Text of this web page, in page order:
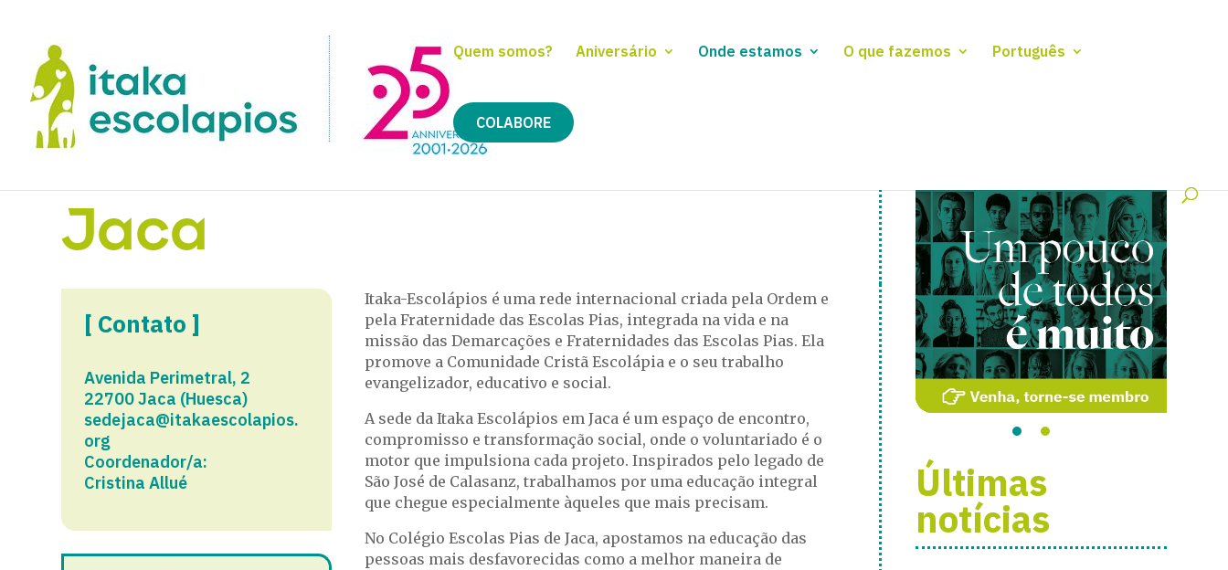
Quem somos? Aniversário Onde estamos O que fazemos Português
COLABORE
Jaca
[ Contato ]
Avenida Perimetral, 2
22700 Jaca (Huesca)
sedejaca@itakaescolapios.
org
Coordenador/a:
Cristina Allué
Itaka-Escolápios é uma rede internacional criada pela Ordem e
pela Fraternidade das Escolas Pias, integrada na vida e na
missão das Demarcações e Fraternidades das Escolas Pias. Ela
promove a Comunidade Cristã Escolápia e o seu trabalho
evangelizador, educativo e social.
A sede da Itaka Escolápios em Jaca é um espaço de encontro,
compromisso e transformação social, onde o voluntariado é o
motor que impulsiona cada projeto. Inspirados pelo legado de
São José de Calasanz, trabalhamos por uma educação integral
que chegue especialmente àqueles que mais precisam.
No Colégio Escolas Pias de Jaca, apostamos na educação das
pessoas mais desfavorecidas como a melhor maneira de
Últimas
notícias